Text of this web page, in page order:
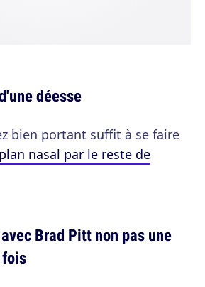
déesse
bien portant suffit à se faire
nasal par le reste de
Brad Pitt non pas une